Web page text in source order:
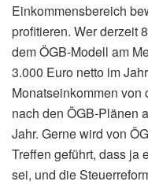
Einkommensbereich
profitieren. Wer derzeit
dem ÖGB-Modell am
3.000 Euro netto im
Monatseinkommen von
nach den ÖGB-Plänen
Jahr. Gerne wird von
Treffen geführt, dass ja
sei, und die